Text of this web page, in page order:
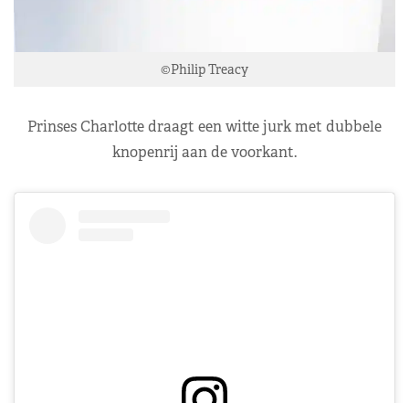
©Philip Treacy
Prinses Charlotte draagt een witte jurk met dubbele
knopenrij aan de voorkant.